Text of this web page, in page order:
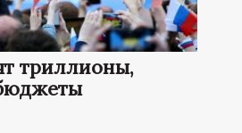
триллионы,